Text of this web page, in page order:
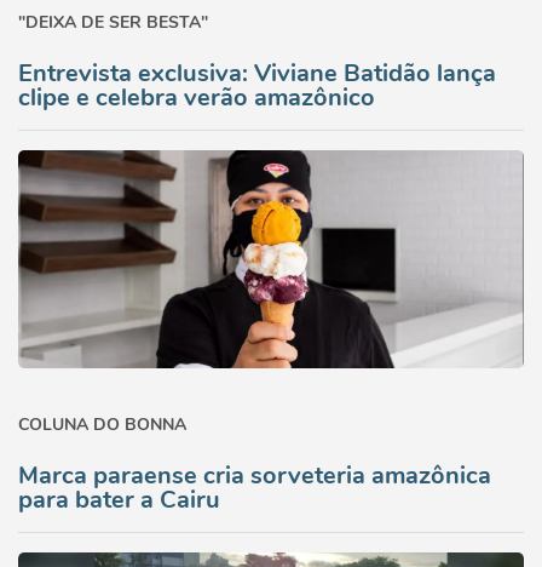
"DEIXA DE SER BESTA"
Entrevista exclusiva: Viviane Batidão lança
clipe e celebra verão amazônico
COLUNA DO BONNA
Marca paraense cria sorveteria amazônica
para bater a Cairu